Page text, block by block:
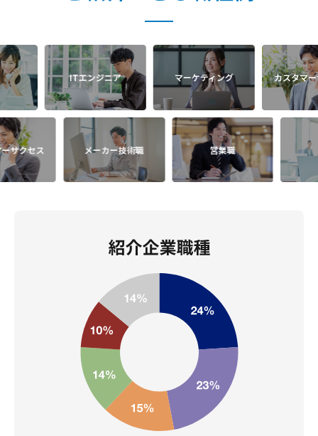
ITエンジニア マーケティング カスタマーサクセス
カスタマーサクセス メーカー技術職 営業職